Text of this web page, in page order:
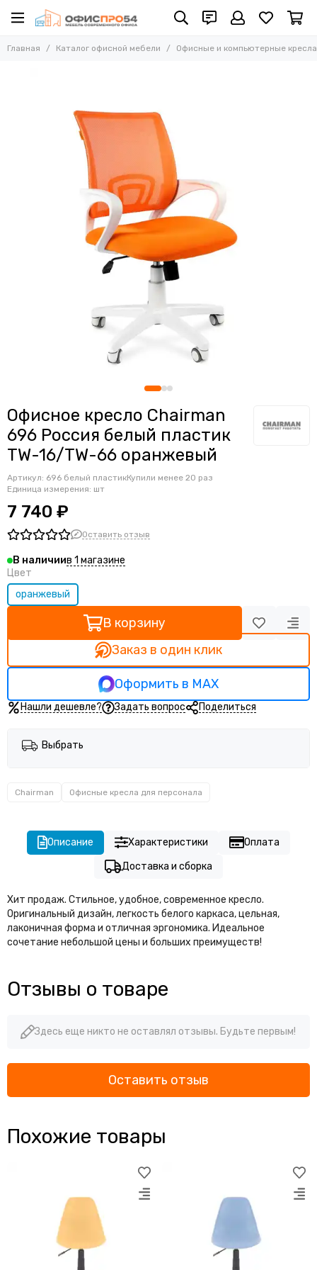
Офисные и компьютерные кресла
Офисные кресла для персонала
Кресла для руководителей
Усиленные кресла (до 250 кг)
Конференц-кресла
Эргономичные кресла
Кресла для домашнего офиса
Офисные кресла Samurai
Офисные кресла Ergolife
Офисные кресла Yoga
Офисные кресла Move
Ортопедические кресла
Главная Каталог офисной мебели Офисные и компьютерные кресла
Офисное кресло Chairman
696 Россия белый пластик
TW-16/TW-66 оранжевый
Артикул: 696 белый пластикКупили менее 20 раз
Единица измерения: шт
7 740 ₽
Оставить отзыв
В наличиив 1 магазине
Цвет
оранжевый
В корзину
Заказ в один клик
Оформить в MAX
Нашли дешевле? Задать вопрос Поделиться
Выбрать
Chairman Офисные кресла для персонала
Описание Характеристики
Оплата
Доставка и сборка
Хит продаж. Стильное, удобное, современное кресло.
Оригинальный дизайн, легкость белого каркаса, цельная,
лаконичная форма и отличная эргономика. Идеальное
сочетание небольшой цены и больших преимуществ!
Отзывы о товаре
Здесь еще никто не оставлял отзывы. Будьте первым!
Оставить отзыв
Похожие товары